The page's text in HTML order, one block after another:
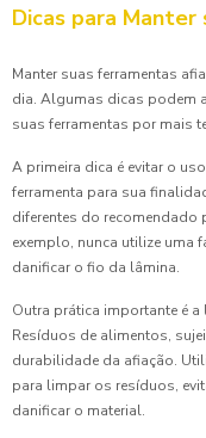
Dicas para
Manter suas ferramentas
dia. Algumas dicas podem
suas ferramentas por mais
A primeira dica é evitar o
ferramenta para sua
diferentes do
exemplo, nunca utilize uma
danificar o fio da lâmina.
Outra prática importante é
Resíduos de alimentos,
durabilidade da afiação.
para limpar os resíduos,
danificar o material.